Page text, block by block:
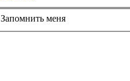
Запомнить меня